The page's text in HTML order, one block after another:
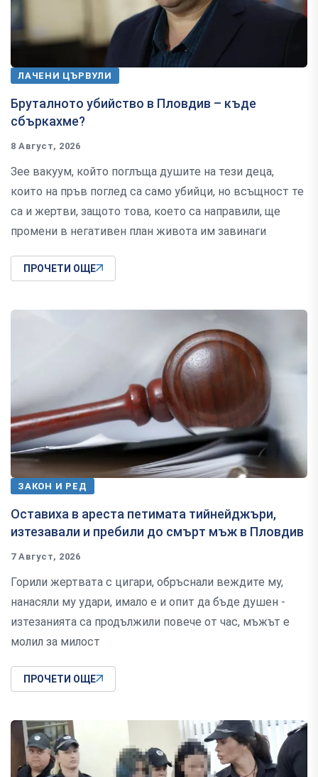
ЛАЧЕНИ ЦЪРВУЛИ
Бруталното убийство в Пловдив – къде
сбъркахме?
8 Август, 2026
Зее вакуум, който поглъща душите на тези деца,
които на пръв поглед са само убийци, но всъщност те
са и жертви, защото това, което са направили, ще
промени в негативен план живота им завинаги
ПРОЧЕТИ ОЩЕ
ЗАКОН И РЕД
Оставиха в ареста петимата тийнейджъри,
изтезавали и пребили до смърт мъж в Пловдив
7 Август, 2026
Горили жертвата с цигари, обръснали веждите му,
нанасяли му удари, имало е и опит да бъде душен -
изтезанията са продължили повече от час, мъжът е
молил за милост
ПРОЧЕТИ ОЩЕ